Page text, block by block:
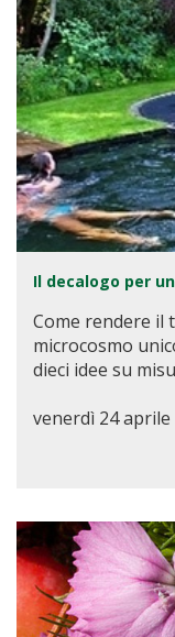
Il decalogo per
Come rendere il
microcosmo
dieci idee su
venerdì 24 aprile